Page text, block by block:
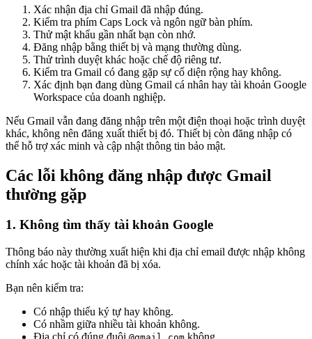
Xác nhận địa chỉ Gmail đã nhập đúng.
Kiểm tra phím Caps Lock và ngôn ngữ bàn phím.
Thử mật khẩu gần nhất bạn còn nhớ.
Đăng nhập bằng thiết bị và mạng thường dùng.
Thử trình duyệt khác hoặc chế độ riêng tư.
Kiểm tra Gmail có đang gặp sự cố diện rộng hay không.
Xác định bạn đang dùng Gmail cá nhân hay tài khoản Google
Workspace của doanh nghiệp.
Nếu Gmail vẫn đang đăng nhập trên một điện thoại hoặc trình duyệt
khác, không nên đăng xuất thiết bị đó. Thiết bị còn đăng nhập có
thể hỗ trợ xác minh và cập nhật thông tin bảo mật.
Các lỗi không đăng nhập được Gmail
thường gặp
1. Không tìm thấy tài khoản Google
Thông báo này thường xuất hiện khi địa chỉ email được nhập không
chính xác hoặc tài khoản đã bị xóa.
Bạn nên kiểm tra:
Có nhập thiếu ký tự hay không.
Có nhầm giữa nhiều tài khoản không.